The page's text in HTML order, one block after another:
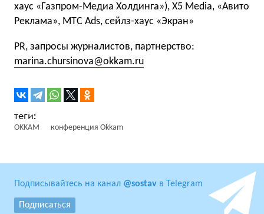
хаус «Газпром-Медиа Холдинга»), X5 Media, «Авито
Реклама», MTC Ads, сейлз-хаус «Экран»
PR, запросы журналистов, партнерство:
marina.chursinova@okkam.ru
OKKAM конференция Okkam
Подписывайтесь на канал @sostav в Telegram
Подписаться